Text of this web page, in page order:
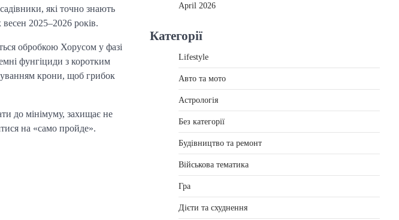
які точно знають
2025–2026 років.
обробкою Хорусом у фазі
фунгіциди з коротким
крони, щоб грибок
до мінімуму, захищає не
на «само пройде».
April 2026
Категорії
Lifestyle
Авто та мото
Астрологія
Без категорії
Будівництво та ремонт
Військова тематика
Гра
Дієти та схуднення